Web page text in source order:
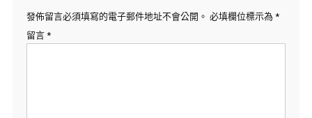
發佈留言必須填寫的電子郵件地址不會公開。 必填欄位標示為 *
留言 *